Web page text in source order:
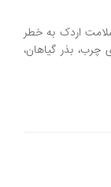
اردک به خطر
چرب، بذر گیاهان،